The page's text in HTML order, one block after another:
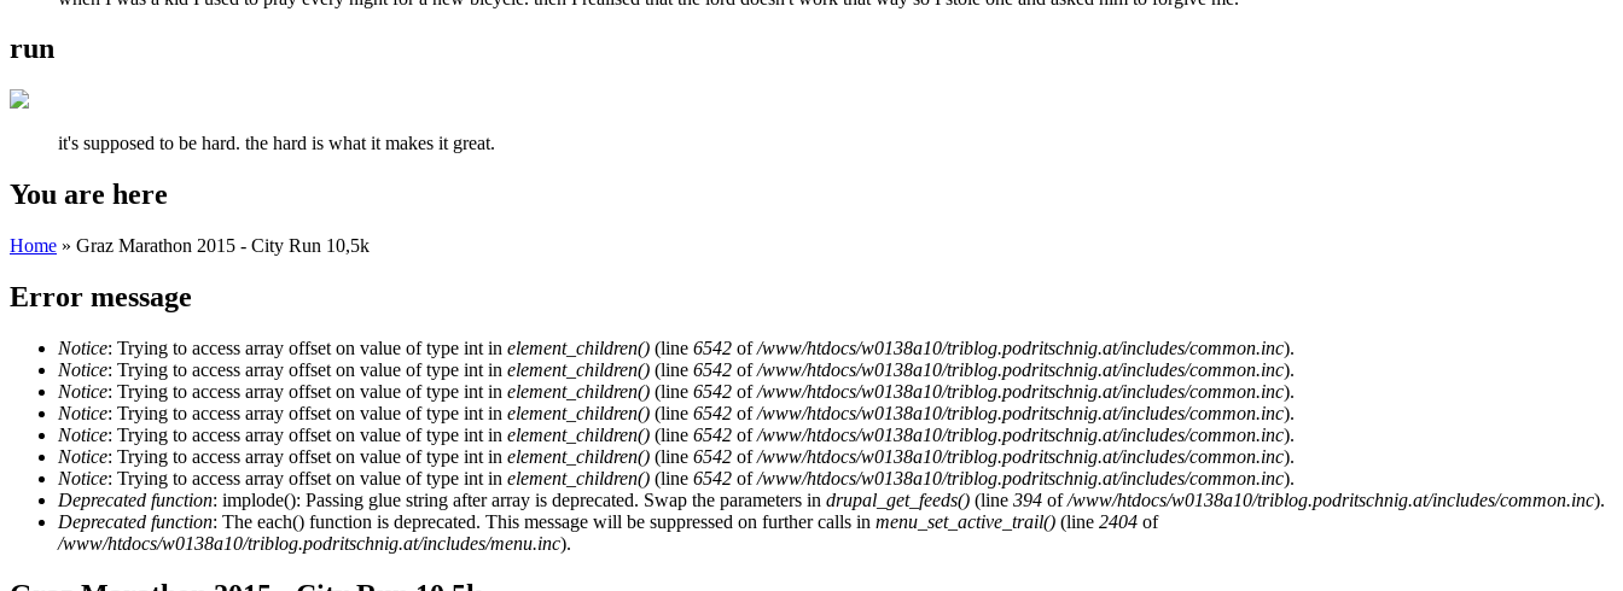
run
it's supposed to be hard. the hard is what it makes it great.
You are here
Home » Graz Marathon 2015 - City Run 10,5k
Error message
Notice: Trying to access array offset on value of type int in element_children() (line 6542 of/www/htdocs/w0138a10/triblog.podritschnig.at/includes/common.inc).
Notice: Trying to access array offset on value of type int in element_children() (line 6542 of/www/htdocs/w0138a10/triblog.podritschnig.at/includes/common.inc).
Notice: Trying to access array offset on value of type int in element_children() (line 6542 of/www/htdocs/w0138a10/triblog.podritschnig.at/includes/common.inc).
Notice: Trying to access array offset on value of type int in element_children() (line 6542 of/www/htdocs/w0138a10/triblog.podritschnig.at/includes/common.inc).
Notice: Trying to access array offset on value of type int in element_children() (line 6542 of/www/htdocs/w0138a10/triblog.podritschnig.at/includes/common.inc).
Notice: Trying to access array offset on value of type int in element_children() (line 6542 of/www/htdocs/w0138a10/triblog.podritschnig.at/includes/common.inc).
Notice: Trying to access array offset on value of type int in element_children() (line 6542 of/www/htdocs/w0138a10/triblog.podritschnig.at/includes/common.inc).
Deprecated function: implode(): Passing glue string after array is deprecated. Swap the parameters in drupal_get_feeds() (line 394 of/www/htdocs/w0138a10/triblog.podritschnig.at/includes/common.inc).
Deprecated function: The each() function is deprecated. This message will be suppressed on further calls in menu_set_active_trail() (line 2404 of
/www/htdocs/w0138a10/triblog.podritschnig.at/includes/menu.inc).